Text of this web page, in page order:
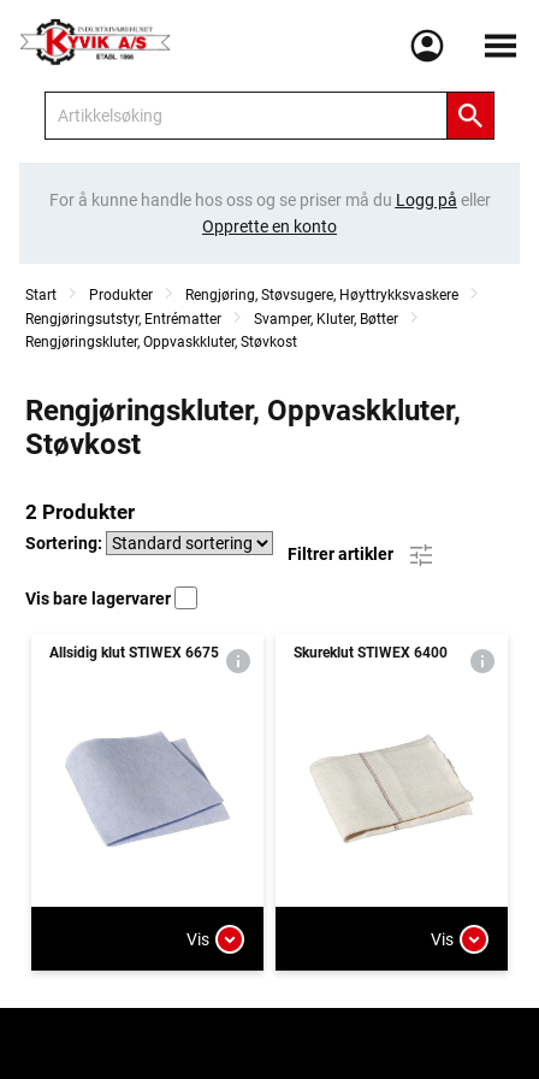
Meny
For å kunne handle hos oss og se priser må du Logg på eller
Opprette en konto
Start Produkter
Rengjøring, Støvsugere, Høyttrykksvaskere
Rengjøringsutstyr, Entrématter
Svamper, Kluter, Bøtter
Rengjøringskluter, Oppvaskkluter, Støvkost
Rengjøringskluter, Oppvaskkluter,
Støvkost
2 Produkter
Sortering:
Filtrer artikler
Vis bare lagervarer
Allsidig klut STIWEX 6675
Vis
Skureklut STIWEX 6400
Vis